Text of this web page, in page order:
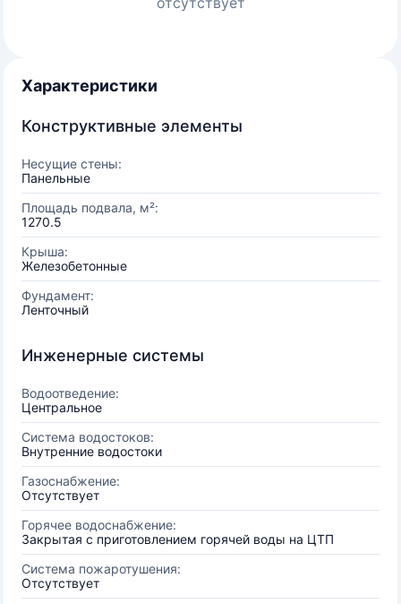
Характеристики
Конструктивные элементы
Несущие стены:
Панельные
Площадь подвала, м²:
1270.5
Крыша:
Железобетонные
Фундамент:
Ленточный
Инженерные системы
Водоотведение:
Центральное
Система водостоков:
Внутренние водостоки
Газоснабжение:
Отсутствует
Горячее водоснабжение:
Закрытая с приготовлением горячей воды на ЦТП
Система пожаротушения:
Отсутствует